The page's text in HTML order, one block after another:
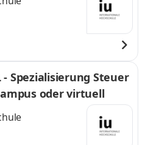
Spezialisierung Steuer
oder virtuell